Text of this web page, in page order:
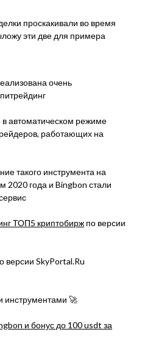
проскакивали во время
эти две для примера
очень
автоматическом режиме
работающих на
такого инструмента на
2020 года и Bingbon стали
ТОП5 криптобирж по версии
версии SkyPortal.Ru
инструментами 🚀
и бонус до 100 usdt за